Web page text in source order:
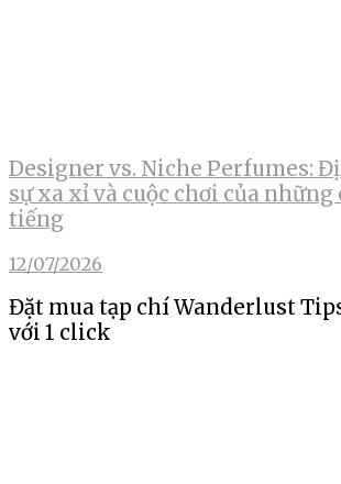
Designer vs. Niche Perfumes:
sự xa xỉ và cuộc chơi của
tiếng
12/07/2026
Đặt mua tạp chí Wanderlust
với 1 click